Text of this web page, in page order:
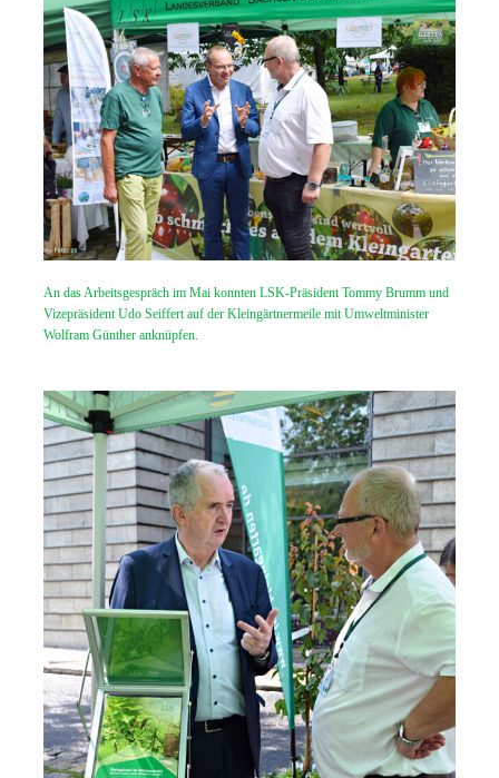
An das Arbeitsgespräch im Mai konnten LSK-Präsident Tommy Brumm und
Vizepräsident Udo Seiffert auf der Kleingärtnermeile mit Umweltminister
Wolfram Günther anknüpfen.